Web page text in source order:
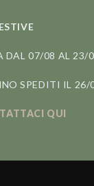
DAL 07/08 AL 23/
SPEDITI IL 26/
QUI